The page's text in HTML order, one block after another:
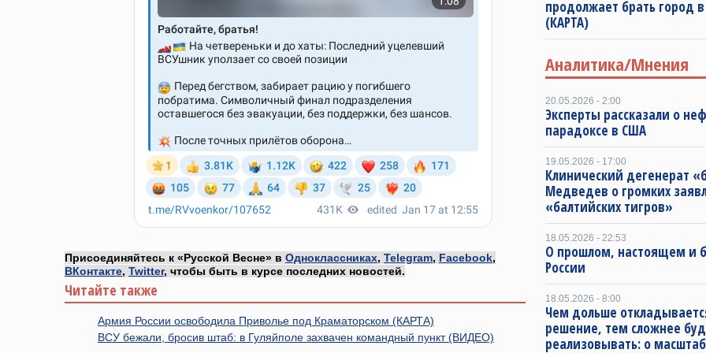
Присоединяйтесь к «Русской Весне» в Одноклассниках, Telegram, Facebook,
ВКонтакте, Twitter, чтобы быть в курсе последних новостей.
Читайте также
Армия России освободила Приволье под Краматорском (КАРТА)
ВСУ бежали, бросив штаб: в Гуляйполе захвачен командный пункт (ВИДЕО)
продолжает брать город
(КАРТА)
Аналитика/Мнения
20.05.2026 - 2:00
Эксперты рассказали о
парадоксе в США
19.05.2026 - 17:00
Клинический дегенерат
Медведев о громких
«балтийских тигров»
18.05.2026 - 22:53
О прошлом, настоящем и
России
18.05.2026 - 8:00
Чем дольше
решение, тем сложнее
реализовывать: о